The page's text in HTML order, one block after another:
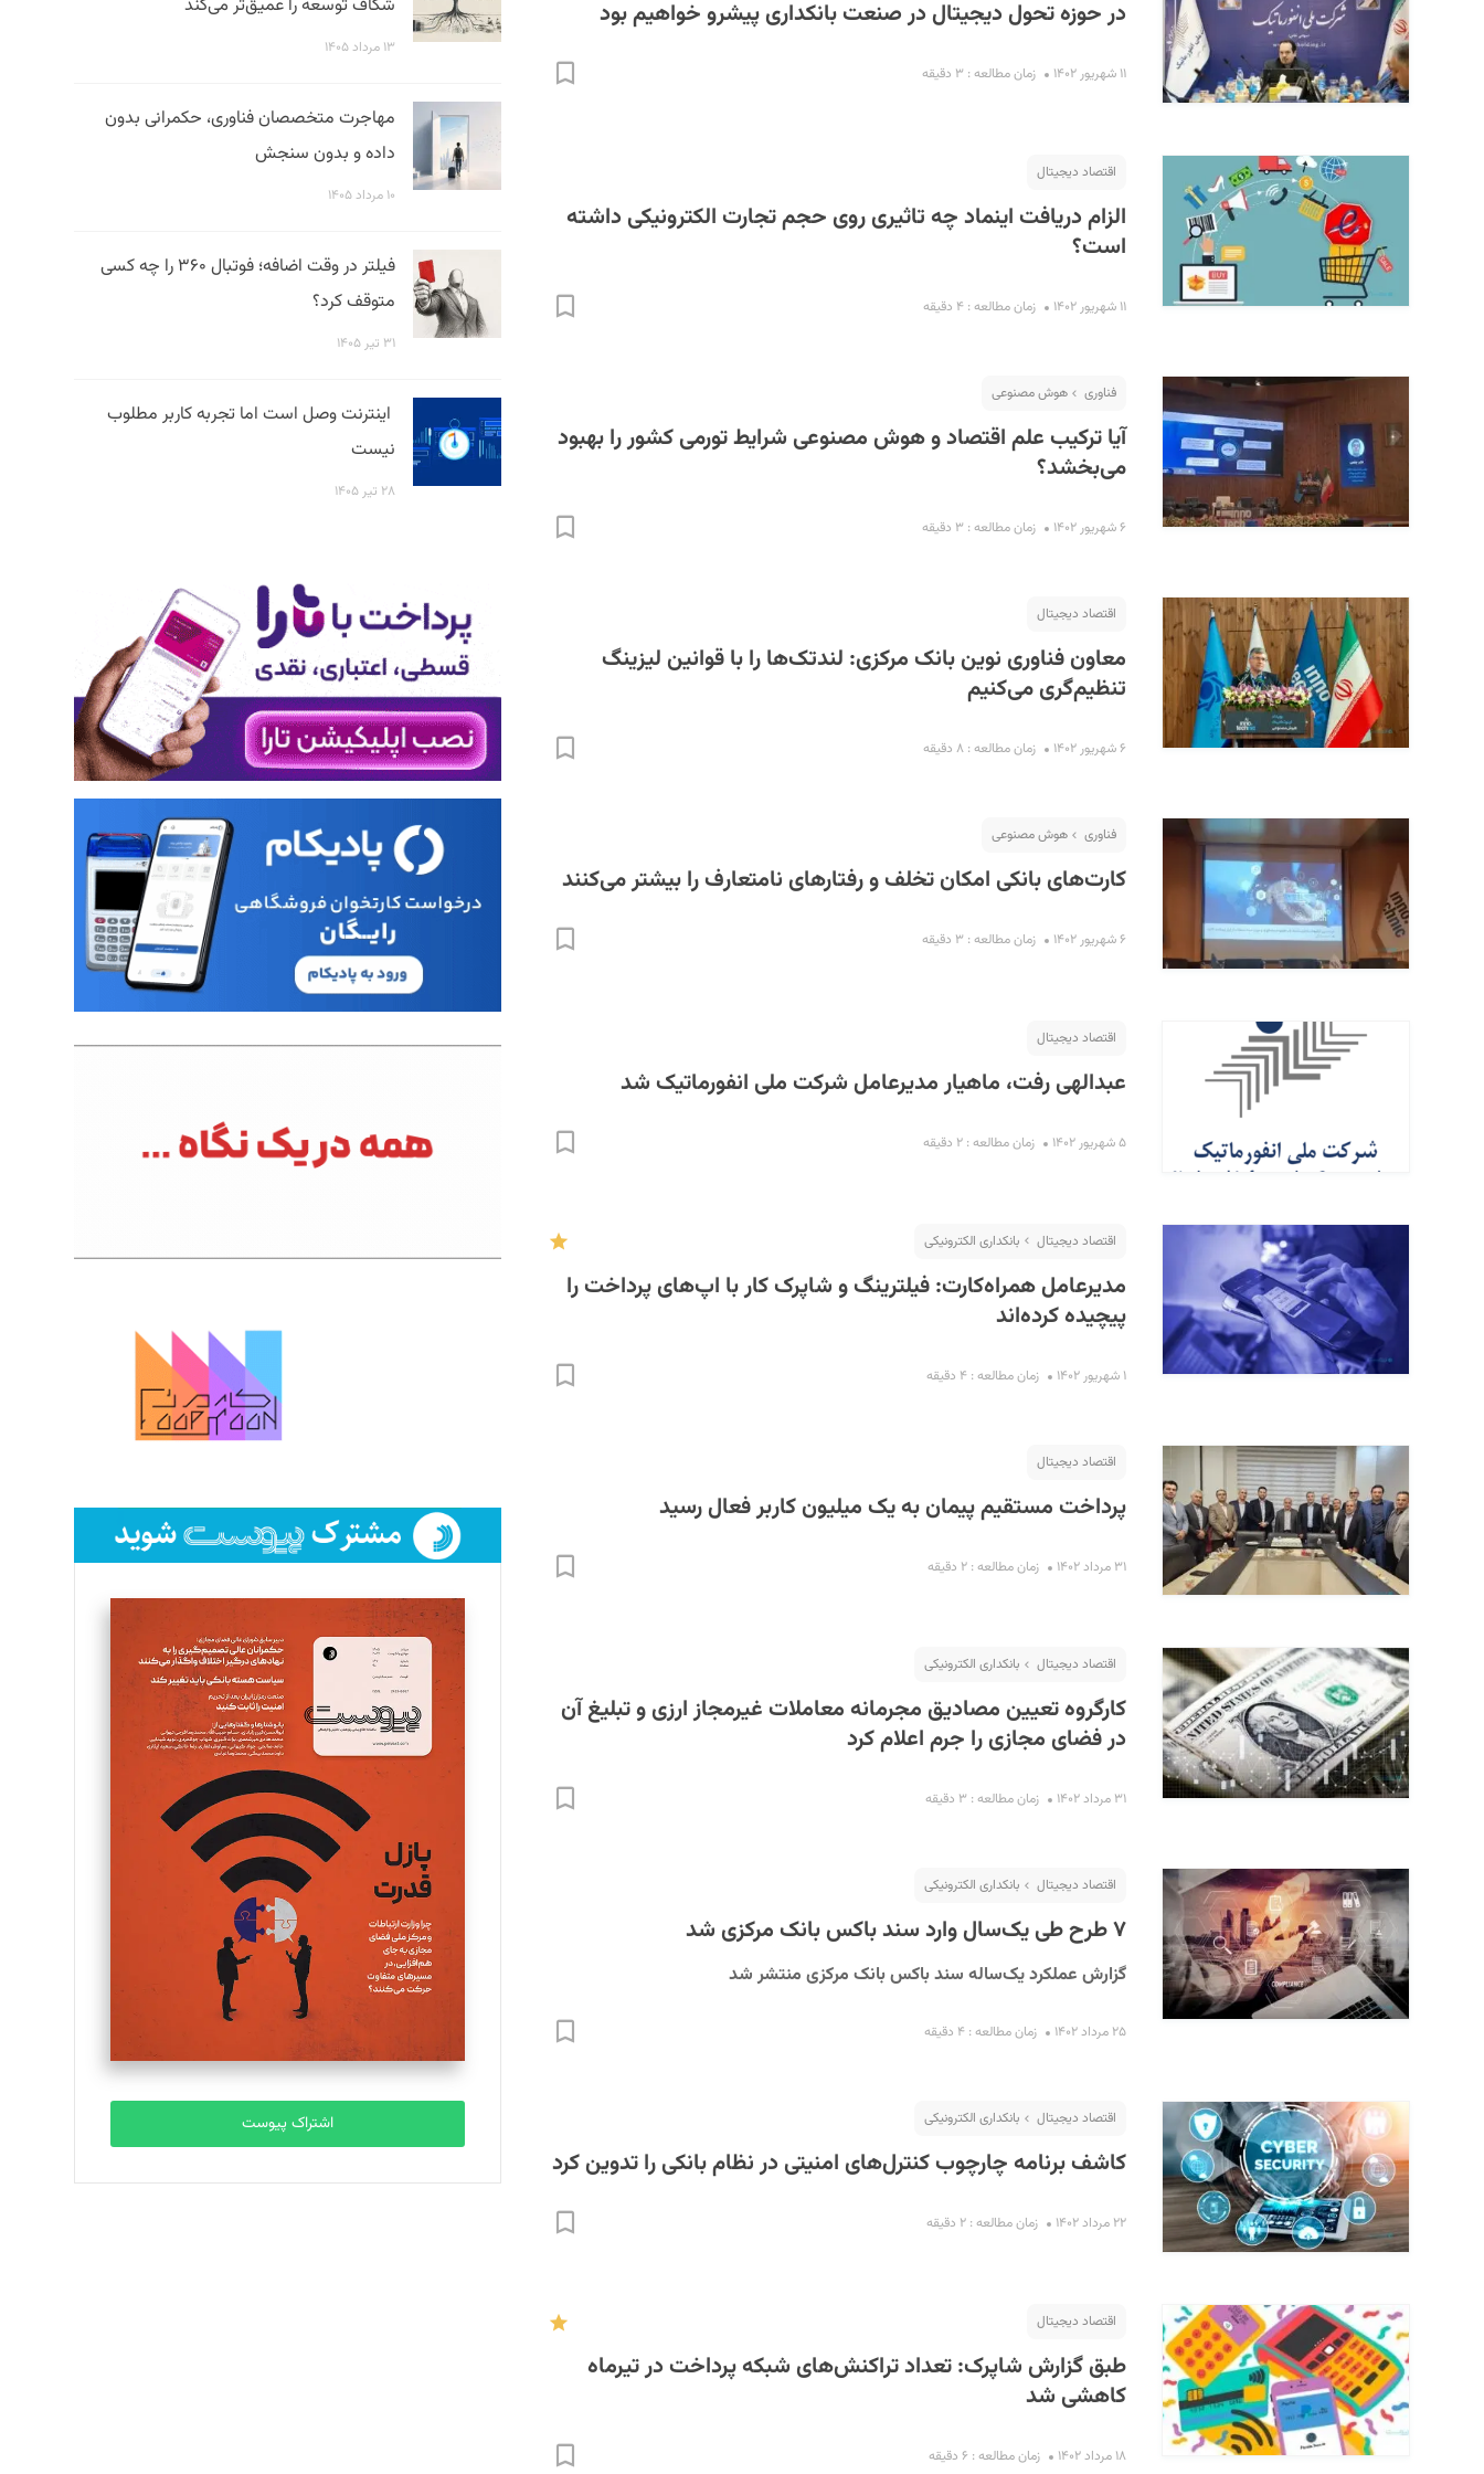
در حوزه تحول دیجیتال در صنعت بانکداری پیش­رو خواهیم بود
۱۱ شهریور ۱۴۰۲ زمان مطالعه : ۳ دقیقه
اقتصاد دیجیتال
الزام دریافت اینماد چه تاثیری روی حجم تجارت الکترونیکی داشته
است؟
۱۱ شهریور ۱۴۰۲ زمان مطالعه : ۴ دقیقه
فناوری هوش مصنوعی
آیا ترکیب علم اقتصاد و هوش مصنوعی شرایط تورمی کشور را بهبود
می‌بخشد؟
۶ شهریور ۱۴۰۲ زمان مطالعه : ۳ دقیقه
اقتصاد دیجیتال
معاون فناوری نوین بانک مرکزی: لندتک‌ها را با قوانین لیزینگ
تنظیم‌گری می‌کنیم
۶ شهریور ۱۴۰۲ زمان مطالعه : ۸ دقیقه
فناوری هوش مصنوعی
کارت‌های بانکی امکان تخلف و رفتارهای نامتعارف را بیشتر می‌کنند
۶ شهریور ۱۴۰۲ زمان مطالعه : ۳ دقیقه
اقتصاد دیجیتال
عبدالهی رفت، ماهیار مدیرعامل شرکت ملی انفورماتیک شد
۵ شهریور ۱۴۰۲ زمان مطالعه : ۲ دقیقه
اقتصاد دیجیتال بانکداری الکترونیکی
مدیرعامل همراه‌کارت: فیلترینگ و شاپرک کار با اپ‌های پرداخت را
پیچیده کرده‌اند
۱ شهریور ۱۴۰۲ زمان مطالعه : ۴ دقیقه
اقتصاد دیجیتال
پرداخت مستقیم پیمان به یک میلیون کاربر فعال رسید
۳۱ مرداد ۱۴۰۲ زمان مطالعه : ۲ دقیقه
اقتصاد دیجیتال بانکداری الکترونیکی
کارگروه تعیین مصادیق مجرمانه معاملات غیرمجاز ارزی و تبلیغ آن
در فضای مجازی را جرم اعلام کرد
۳۱ مرداد ۱۴۰۲ زمان مطالعه : ۳ دقیقه
اقتصاد دیجیتال بانکداری الکترونیکی
۷ طرح طی یک‌سال وارد سند باکس بانک مرکزی شد
گزارش عملکرد یک‌ساله سند باکس بانک مرکزی منتشر شد
۲۵ مرداد ۱۴۰۲ زمان مطالعه : ۴ دقیقه
اقتصاد دیجیتال بانکداری الکترونیکی
کاشف برنامه چارچوب کنترل‌های امنیتی در نظام بانکی را تدوین کرد
۲۲ مرداد ۱۴۰۲ زمان مطالعه : ۲ دقیقه
اقتصاد دیجیتال
طبق گزارش شاپرک: تعداد تراکنش‌های شبکه پرداخت در تیرماه
کاهشی شد
۱۸ مرداد ۱۴۰۲ زمان مطالعه : ۶ دقیقه
شکاف توسعه را عمیق‌تر می‌کند
۱۳ مرداد ۱۴۰۵
مهاجرت متخصصان فناوری، حکمرانی بدون
داده و بدون سنجش
۱۰ مرداد ۱۴۰۵
فیلتر در وقت اضافه؛ فوتبال ۳۶۰ را چه کسی
متوقف کرد؟
۳۱ تیر ۱۴۰۵
اینترنت وصل است اما تجربه کاربر مطلوب
نیست
۲۸ تیر ۱۴۰۵
اشتراک پیوست